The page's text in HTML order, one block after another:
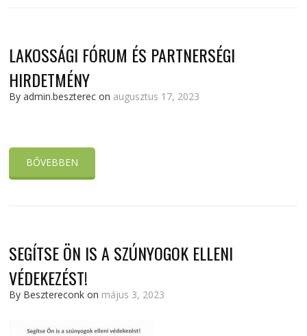
LAKOSSÁGI FÓRUM ÉS PARTNERSÉGI
HIRDETMÉNY
By admin.beszterec on augusztus 17, 2023
BŐVEBBEN
SEGÍTSE ÖN IS A SZÚNYOGOK ELLENI
VÉDEKEZÉST!
By Besztereconk on május 3, 2023